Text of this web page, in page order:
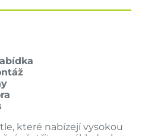
které nabízejí vysokou